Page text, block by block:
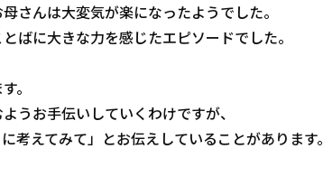
さんは大変気が楽になったようでした。
ばに大きな力を感じたエピソードでした。
。
うお手伝いしていくわけですが、
考えてみて」とお伝えしていることがあります。